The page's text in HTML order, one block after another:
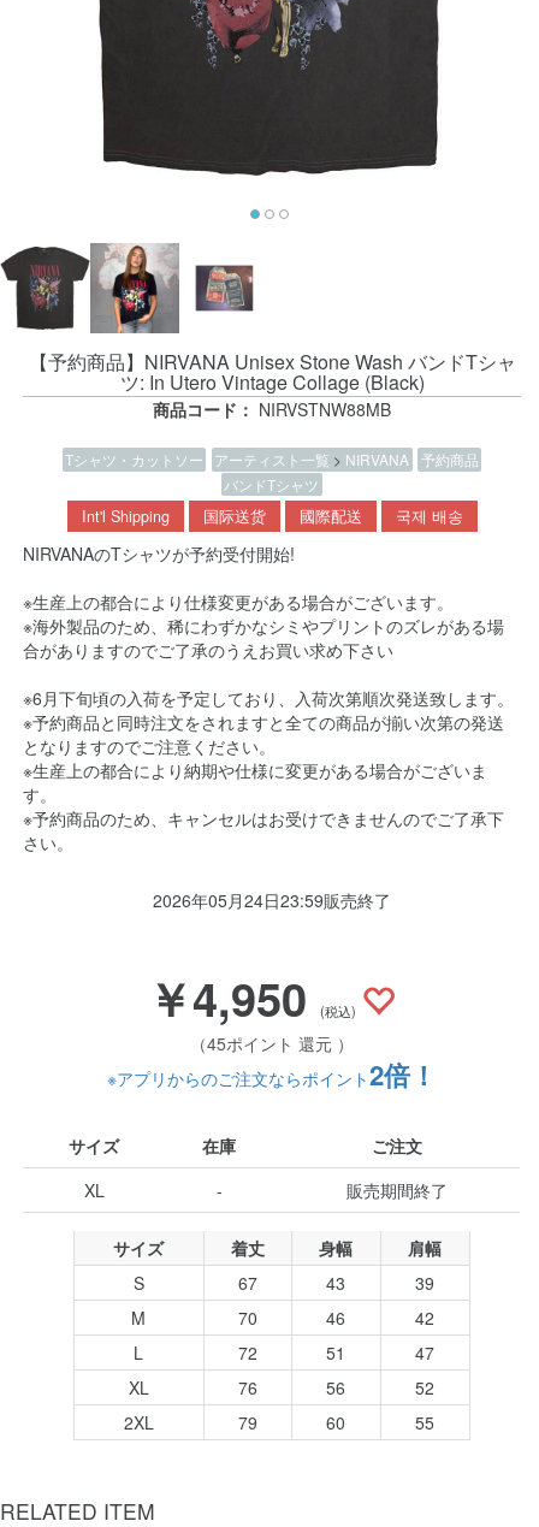
【予約商品】NIRVANA Unisex Stone Wash バンドTシャ
ツ: In Utero Vintage Collage (Black)
商品コード： NIRVSTNW88MB
Tシャツ・カットソー アーティスト一覧 > NIRVANA 予約商品
バンドTシャツ
Int'l Shipping 国际送货 國際配送 국제 배송
NIRVANAのTシャツが予約受付開始!
※生産上の都合により仕様変更がある場合がございます。
※海外製品のため、稀にわずかなシミやプリントのズレがある場
合がありますのでご了承のうえお買い求め下さい
※6月下旬頃の入荷を予定しており、入荷次第順次発送致します。
※予約商品と同時注文をされますと全ての商品が揃い次第の発送
となりますのでご注意ください。
※生産上の都合により納期や仕様に変更がある場合がございま
す。
※予約商品のため、キャンセルはお受けできませんのでご了承下
さい。
2026年05月24日23:59販売終了
￥4,950 (税込)
（45ポイント 還元 ）
※アプリからのご注文ならポイント2倍！
サイズ 在庫
ご注文
XL
- 販売期間終了
サイズ 着丈 身幅
肩幅
S
67 43
39
M
70 46
42
L
72 51
47
XL
76 56
52
2XL
79 60 55
RELATED ITEM